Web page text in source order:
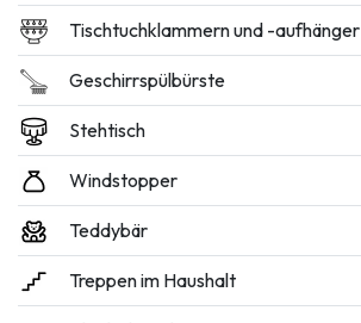
Tischtuchklammern und -aufhänger
Geschirrspülbürste
Stehtisch
Windstopper
Teddybär
Treppen im Haushalt